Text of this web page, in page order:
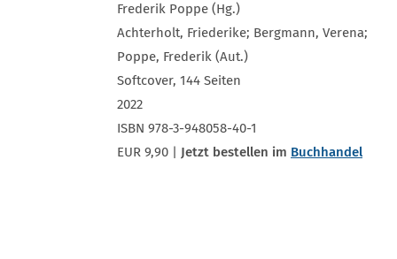
Frederik Poppe (Hg.)
Achterholt, Friederike; Bergmann, Verena;
Poppe, Frederik (Aut.)
Softcover, 144 Seiten
2022
ISBN 978-3-948058-40-1
EUR 9,90 | Jetzt bestellen im Buchhandel